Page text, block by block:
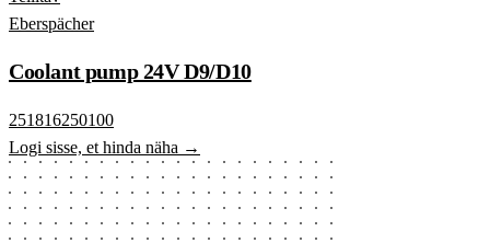
Eberspächer
Coolant pump 24V D9/D10
251816250100
Logi sisse, et hinda näha →